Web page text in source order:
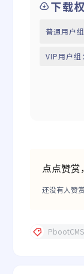
下载
普通用户组
VIP用户组：
点点赞赏
还没有人赞
PbootCMS